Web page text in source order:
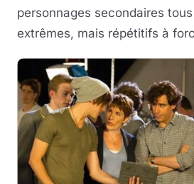
personnages secondaires
extrêmes, mais répétitifs à